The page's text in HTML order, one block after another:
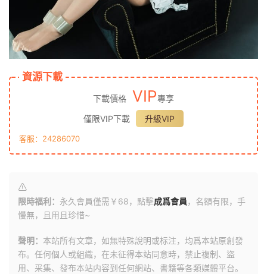
資源下載
下載價格 VIP專享
僅限VIP下載
升級VIP
客服：24286070
限時福利： 永久會員僅需￥68，點擊成爲會員，名額有限，手
慢無，且用且珍惜~
聲明： 本站所有文章，如無特殊說明或标注，均爲本站原創發
布。任何個人或組織，在未征得本站同意時，禁止複制、盜
用、采集、發布本站内容到任何網站、書籍等各類媒體平台。